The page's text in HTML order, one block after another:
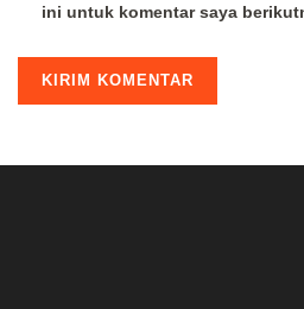
ini untuk komentar saya